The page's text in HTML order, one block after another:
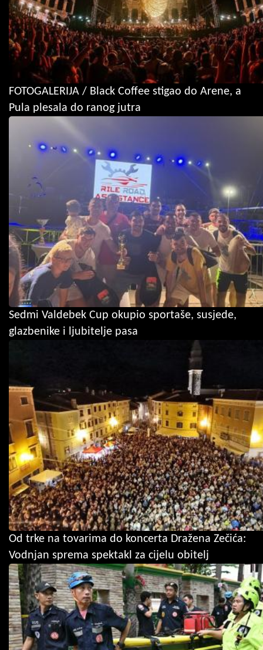
FOTOGALERIJA / Black Coffee stigao do Arene, a
Pula plesala do ranog jutra
Sedmi Valdebek Cup okupio sportaše, susjede,
glazbenike i ljubitelje pasa
Od trke na tovarima do koncerta Dražena Zečića:
Vodnjan sprema spektakl za cijelu obitelj